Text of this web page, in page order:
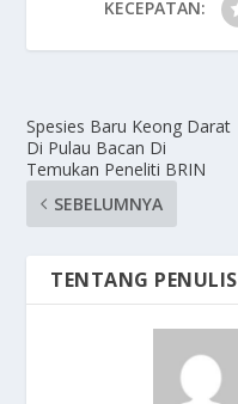
KECEPATAN:
Spesies Baru Keong Darat
Di Pulau Bacan Di
Temukan Peneliti BRIN
SEBELUMNYA
TENTANG PENULIS